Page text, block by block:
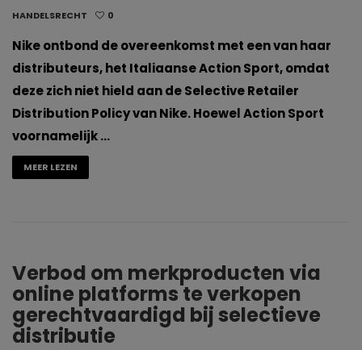
HANDELSRECHT
0
Nike ontbond de overeenkomst met een van haar
distributeurs, het Italiaanse Action Sport, omdat
deze zich niet hield aan de Selective Retailer
Distribution Policy van Nike. Hoewel Action Sport
voornamelijk …
MEER LEZEN
Verbod om merkproducten via
online platforms te verkopen
gerechtvaardigd bij selectieve
distributie